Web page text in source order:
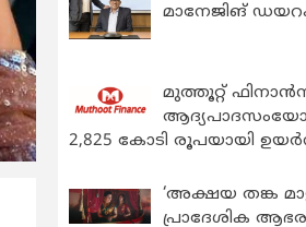
മാനേജിങ്
മുത്തൂറ്റ്
2,825 കോടി രൂപയായി
‘അക്ഷയ തങ്ക
പ്രാദേശിക